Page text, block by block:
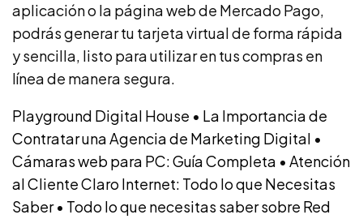
aplicación o la página web de Mercado Pago,
podrás generar tu tarjeta virtual de forma rápida
y sencilla, listo para utilizar en tus compras en
línea de manera segura.
Playground Digital House • La Importancia de
Contratar una Agencia de Marketing Digital •
Cámaras web para PC: Guía Completa • Atención
al Cliente Claro Internet: Todo lo que Necesitas
Saber• Todo lo que necesitas saber sobre Red